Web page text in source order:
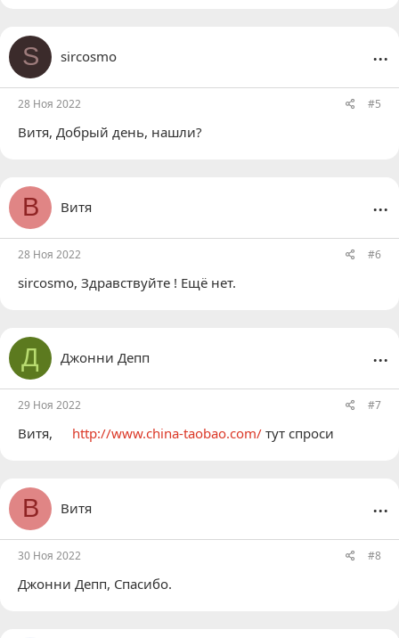
S sircosmo ...
28 Ноя 2022 #5
Витя, Добрый день, нашли?
В Витя ...
28 Ноя 2022 #6
sircosmo, Здравствуйте ! Ещё нет.
Д Джонни Депп ...
29 Ноя 2022 #7
Витя, http://www.china-taobao.com/ тут спроси
В Витя ...
30 Ноя 2022 #8
Джонни Депп, Спасибо.